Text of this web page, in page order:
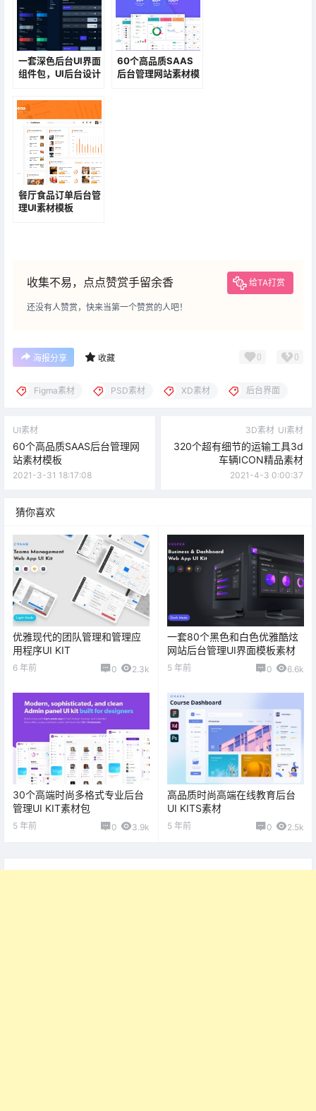
一套深色后台UI界面
组件包，UI后台设计
60个高品质SAAS
后台管理网站素材模
餐厅食品订单后台管
理UI素材模板
收集不易，点点赞赏手留余香 给TA打赏
还没有人赞赏，快来当第一个赞赏的人吧！
海报分享 收藏 0 0
Figma素材 PSD素材 XD素材 后台界面
UI素材
60个高品质SAAS后台管理网
站素材模板
2021-3-31 18:17:08
3D素材 UI素材
320个超有细节的运输工具3d
车辆ICON精品素材
2021-4-3 0:00:37
猜你喜欢
优雅现代的团队管理和管理应
用程序UI KIT
6 年前 0 2.3k
一套80个黑色和白色优雅酷炫
网站后台管理UI界面模板素材
5 年前 0 6.6k
30个高端时尚多格式专业后台
管理UI KIT素材包
5 年前 0 3.9k
高品质时尚高端在线教育后台
UI KITS素材
5 年前 0 2.5k